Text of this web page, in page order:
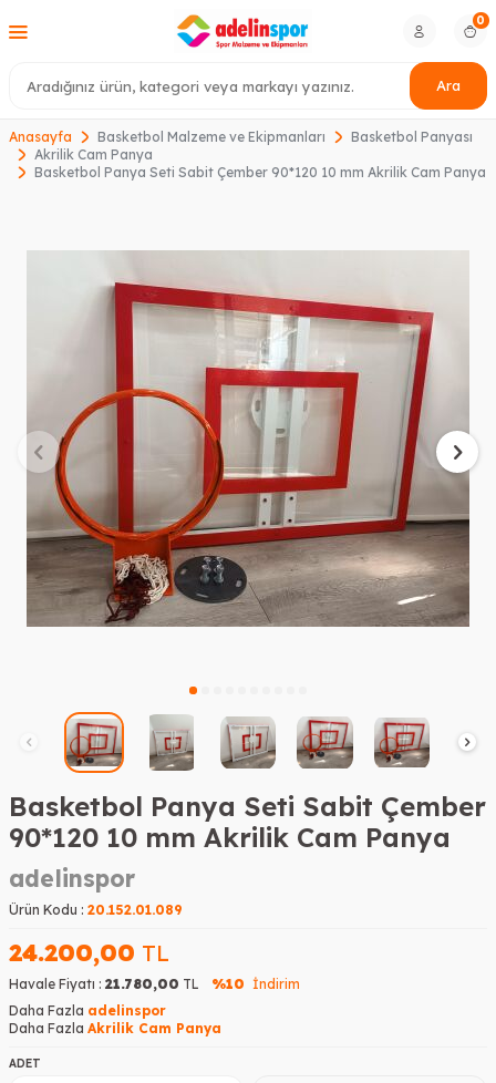
Ara
0
Anasayfa Basketbol Malzeme ve Ekipmanları
Basketbol Panyası
Akrilik Cam Panya
Basketbol Panya Seti Sabit Çember 90*120 10 mm Akrilik Cam Panya
Basketbol Panya Seti Sabit Çember
90*120 10 mm Akrilik Cam Panya
adelinspor
Ürün Kodu : 20.152.01.089
24.200,00 TL
Havale Fiyatı : 21.780,00 TL %10 İndirim
Daha Fazla adelinspor
Daha Fazla Akrilik Cam Panya
ADET